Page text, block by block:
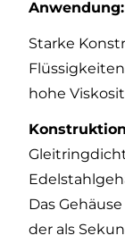
Anwendung:
Starke
hohe
Das
der als